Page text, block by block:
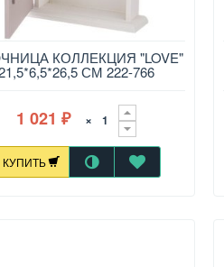
КОЛЛЕКЦИЯ "LOVE"
СМ 222-766
1 021₽ ×
КУПИТЬ